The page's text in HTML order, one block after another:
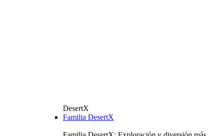
DesertX
Familia DesertX